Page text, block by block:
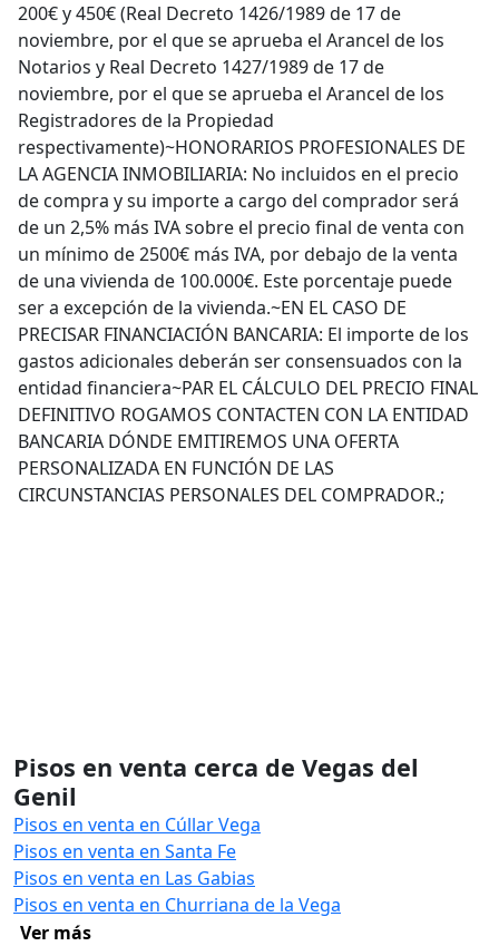
200€ y 450€ (Real Decreto 1426/1989 de 17 de
noviembre, por el que se aprueba el Arancel de los
Notarios y Real Decreto 1427/1989 de 17 de
noviembre, por el que se aprueba el Arancel de los
Registradores de la Propiedad
respectivamente)~HONORARIOS PROFESIONALES DE
LA AGENCIA INMOBILIARIA: No incluidos en el precio
de compra y su importe a cargo del comprador será
de un 2,5% más IVA sobre el precio final de venta con
un mínimo de 2500€ más IVA, por debajo de la venta
de una vivienda de 100.000€. Este porcentaje puede
ser a excepción de la vivienda.~EN EL CASO DE
PRECISAR FINANCIACIÓN BANCARIA: El importe de los
gastos adicionales deberán ser consensuados con la
entidad financiera~PAR EL CÁLCULO DEL PRECIO FINAL
DEFINITIVO ROGAMOS CONTACTEN CON LA ENTIDAD
BANCARIA DÓNDE EMITIREMOS UNA OFERTA
PERSONALIZADA EN FUNCIÓN DE LAS
CIRCUNSTANCIAS PERSONALES DEL COMPRADOR.;
Pisos en venta cerca de Vegas del
Genil
Pisos en venta en Cúllar Vega
Pisos en venta en Santa Fe
Pisos en venta en Las Gabias
Pisos en venta en Churriana de la Vega
Ver más